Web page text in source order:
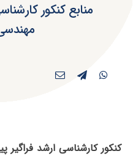
منابع کنکور
کنکور کارشناسی ارشد فراگیر